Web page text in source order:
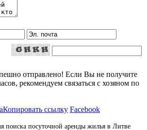
отправлено! Если Вы не получите
рекомендуем связаться с хозяном по
Копировать ссылку Facebook
поиска посуточной аренды жилья в Литве